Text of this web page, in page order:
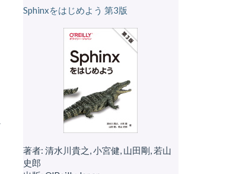
Sphinxをはじめよう 第3版
著者: 清水川貴之, 小宮健, 山田剛, 若山
史郎